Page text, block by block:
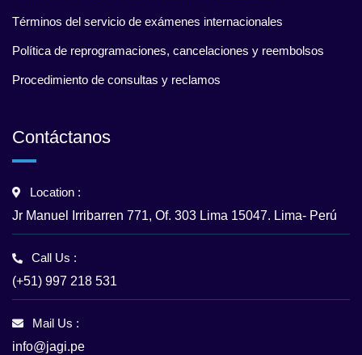
Términos del servicio de exámenes internacionales
Política de reprogramaciones, cancelaciones y reembolsos
Procedimiento de consultas y reclamos
Contáctanos
Location :
Jr Manuel Irribarren 771, Of. 303 Lima 15047. Lima- Perú
Call Us :
(+51) 997 218 531
Mail Us :
info@jagi.pe